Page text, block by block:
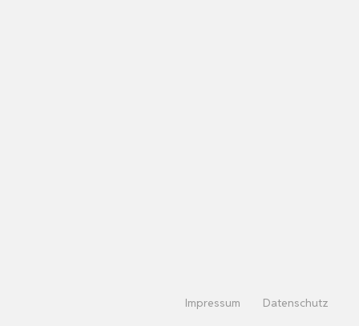
Impressum Datenschutz